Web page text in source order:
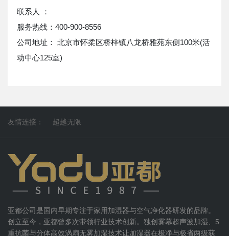
联系人 ：
服务热线：400-900-8556
公司地址： 北京市怀柔区桥梓镇八龙桥雅苑东侧100米(活
动中心125室)
友情连接： 超越无限
亚都公司是国内早期专注于家用加湿器与空气净化器研发的品牌。
创立至今，亚都曾多次带领行业技术创新。独创雾幕超声波加湿、5
重抗菌与分体高效涡扇无雾加湿技术让加湿器在极净与极省两级获